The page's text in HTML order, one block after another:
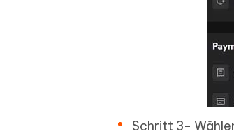
Schritt 3-